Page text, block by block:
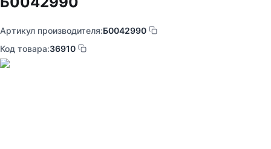
Артикул производителя:Б0042990
Код товара:36910